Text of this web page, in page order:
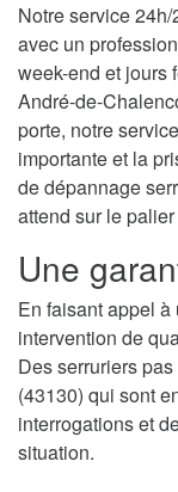
Notre service 24h/
avec un
week-end et jours
André-de-
porte, notre
importante et la
de dépannage
attend sur le
Une
En faisant appel
intervention de
Des serruriers
(43130) qui sont
interrogations et
situation.